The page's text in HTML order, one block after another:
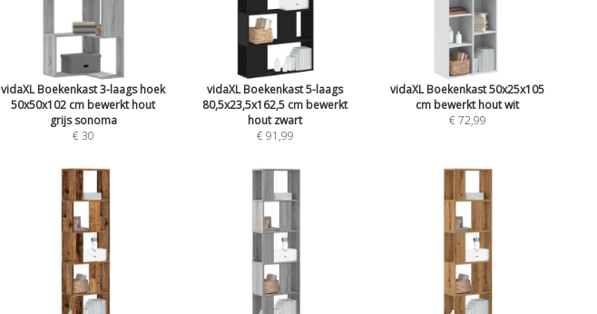
vidaXL Boekenkast 3-laags hoek
50x50x102 cm bewerkt hout
grijs sonoma
€ 30
vidaXL Boekenkast 5-laags
80,5x23,5x162,5 cm bewerkt
hout zwart
€ 91,99
vidaXL Boekenkast 50x25x105
cm bewerkt hout wit
€ 72,99